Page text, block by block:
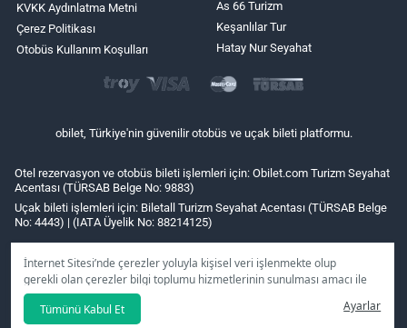
İnternet Sitesi’nde çerezler yoluyla kişisel veri işlenmekte olup
gerekli olan çerezler bilgi toplumu hizmetlerinin sunulması amacı ile
kullanılmaktadır. Tercihleriniz doğrultusunda size özel
kişiselleştirilmiş çerezleri ve özel kampanyaları
seçeneğine
Tümünü Kabul Et Ayarlar
KVKK Aydınlatma Metni
Çerez Politikası
Otobüs Kullanım Koşulları
As 66 Turizm
Keşanlılar Tur
Hatay Nur Seyahat
obilet, Türkiye'nin güvenilir otobüs ve uçak bileti platformu.
Otel rezervasyon ve otobüs bileti işlemleri için: Obilet.com Turizm Seyahat
Acentası (TÜRSAB Belge No: 9883)
Uçak bileti işlemleri için: Biletall Turizm Seyahat Acentası (TÜRSAB Belge
No: 4443) | (IATA Üyelik No: 88214125)